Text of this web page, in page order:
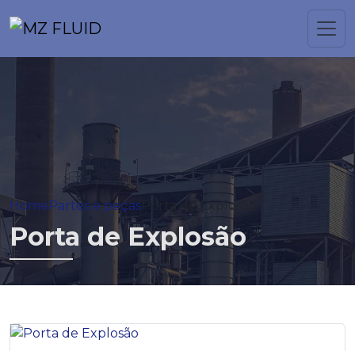
HomePartes e peças Porta de Explosão
Porta de Explosão